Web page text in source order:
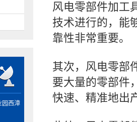
园西漳
风电零部件加工
技术进行的，能
靠性非常重要。
其次，风电零部
要大量的零部件
快速、精准地出